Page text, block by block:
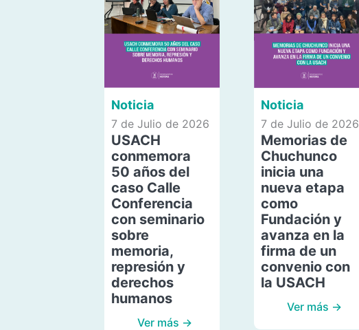
Noticia
7 de Julio de 2026
USACH
conmemora
50 años del
caso Calle
Conferencia
con seminario
sobre
memoria,
represión y
derechos
humanos
Ver más →
Noticia
7 de Julio de 2026
Memorias de
Chuchunco
inicia una
nueva etapa
como
Fundación y
avanza en la
firma de un
convenio con
la USACH
Ver más →